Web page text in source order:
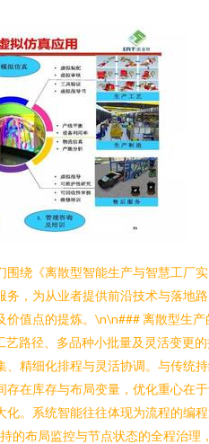
围绕《离散型智能生产与智慧工厂实
，为从业者提供前沿技术与落地路
价值点的提炼。\n\n### 离散型生产
路径、多品种小批量及灵活变更
精细化排程与灵活协调。与传统
在库存与布局变量，优化重心在
。系统智能往往体现为流程的编
的布局监控与节点状态的全程治理